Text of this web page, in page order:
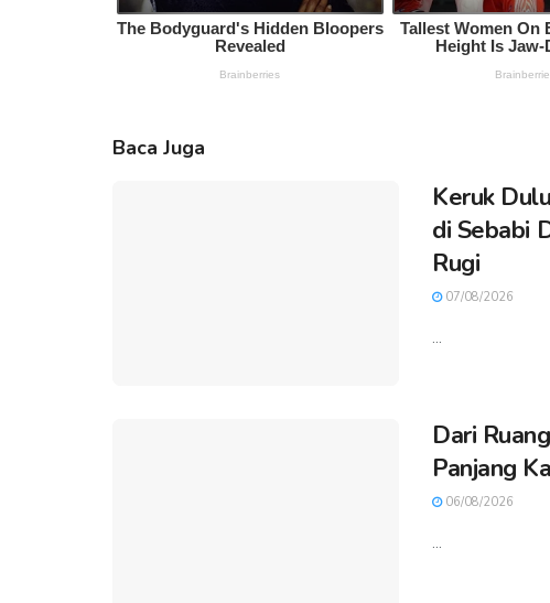
Baca Juga
Keruk
di Sebabi
Rugi
07/08/2026
Dari
Panjang
06/08/2026